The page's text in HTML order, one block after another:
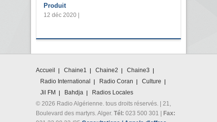
Produit
12 déc 2020 |
Accueil Chaine1 Chaine2
Chaine3
Radio International
Radio Coran
Culture
Jil FM
Bahdja
Radios Locales
© 2026 Radio Algérienne. tous droits réservés. | 21,
Boulevard des martyrs. Alger. Tél: 023 500 301 | Fax: